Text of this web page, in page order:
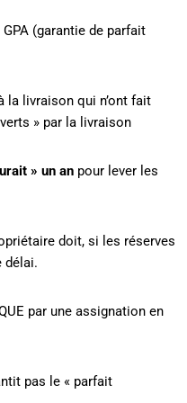
(garantie de parfait
la livraison qui n’ont fait
» par la livraison
» un an pour lever les
doit, si les réserves
délai.
par une assignation en
pas le « parfait